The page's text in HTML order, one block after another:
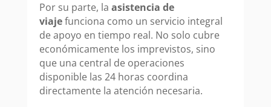
Por su parte, la asistencia de
viajefunciona como un servicio integral
de apoyo en tiempo real. No solo cubre
económicamente los imprevistos, sino
que una central de operaciones
disponible las 24 horas coordina
directamente la atención necesaria.